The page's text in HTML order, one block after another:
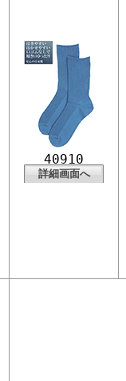
40910
詳細画面へ